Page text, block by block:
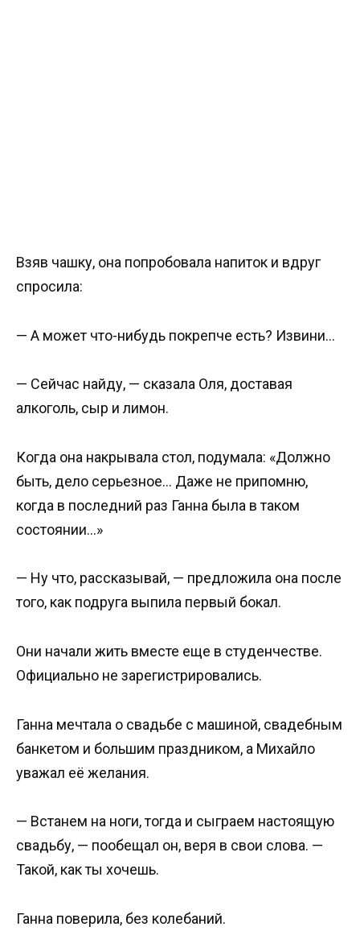
Взяв чашку, она попробовала напиток и вдруг
спросила:
— А может что-нибудь покрепче есть? Извини…
— Сейчас найду, — сказала Оля, доставая
алкоголь, сыр и лимон.
Когда она накрывала стол, подумала: «Должно
быть, дело серьезное… Даже не припомню,
когда в последний раз Ганна была в таком
состоянии…»
— Ну что, рассказывай, — предложила она после
того, как подруга выпила первый бокал.
Они начали жить вместе еще в студенчестве.
Официально не зарегистрировались.
Ганна мечтала о свадьбе с машиной, свадебным
банкетом и большим праздником, а Михайло
уважал её желания.
— Встанем на ноги, тогда и сыграем настоящую
свадьбу, — пообещал он, веря в свои слова. —
Такой, как ты хочешь.
Ганна поверила, без колебаний.